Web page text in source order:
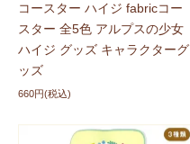
コースター ハイジ fabricコー
スター 全5色 アルプスの少女
ハイジ グッズ キャラクターグ
ッズ
660円(税込)